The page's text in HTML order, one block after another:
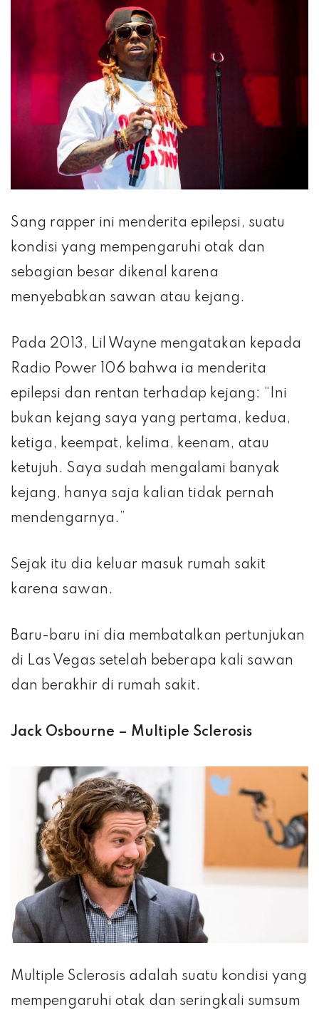
Sang rapper ini menderita epilepsi, suatu
kondisi yang mempengaruhi otak dan
sebagian besar dikenal karena
menyebabkan sawan atau kejang.
Pada 2013, Lil Wayne mengatakan kepada
Radio Power 106 bahwa ia menderita
epilepsi dan rentan terhadap kejang: “Ini
bukan kejang saya yang pertama, kedua,
ketiga, keempat, kelima, keenam, atau
ketujuh. Saya sudah mengalami banyak
kejang, hanya saja kalian tidak pernah
mendengarnya.”
Sejak itu dia keluar masuk rumah sakit
karena sawan.
Baru-baru ini dia membatalkan pertunjukan
di Las Vegas setelah beberapa kali sawan
dan berakhir di rumah sakit.
Jack Osbourne – Multiple Sclerosis
Multiple Sclerosis adalah suatu kondisi yang
mempengaruhi otak dan seringkali sumsum